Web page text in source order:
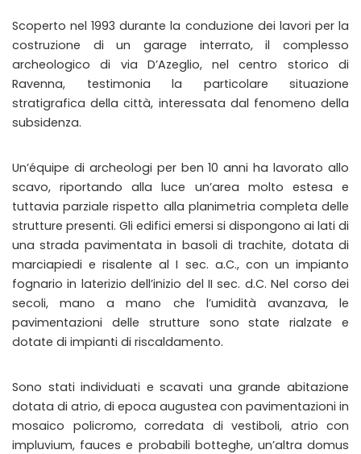
Scoperto nel 1993 durante la conduzione dei lavori per la
costruzione di un garage interrato, il complesso
archeologico di via D’Azeglio, nel centro storico di
Ravenna, testimonia la particolare situazione
stratigrafica della città, interessata dal fenomeno della
subsidenza.
Un’équipe di archeologi per ben 10 anni ha lavorato allo
scavo, riportando alla luce un’area molto estesa e
tuttavia parziale rispetto alla planimetria completa delle
strutture presenti. Gli edifici emersi si dispongono ai lati di
una strada pavimentata in basoli di trachite, dotata di
marciapiedi e risalente al I sec. a.C., con un impianto
fognario in laterizio dell’inizio del II sec. d.C. Nel corso dei
secoli, mano a mano che l’umidità avanzava, le
pavimentazioni delle strutture sono state rialzate e
dotate di impianti di riscaldamento.
Sono stati individuati e scavati una grande abitazione
dotata di atrio, di epoca augustea con pavimentazioni in
mosaico policromo, corredata di vestiboli, atrio con
impluvium, fauces e probabili botteghe, un’altra domus